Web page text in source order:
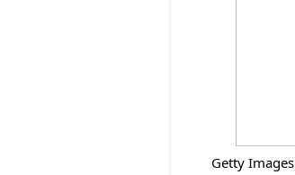
Getty Images